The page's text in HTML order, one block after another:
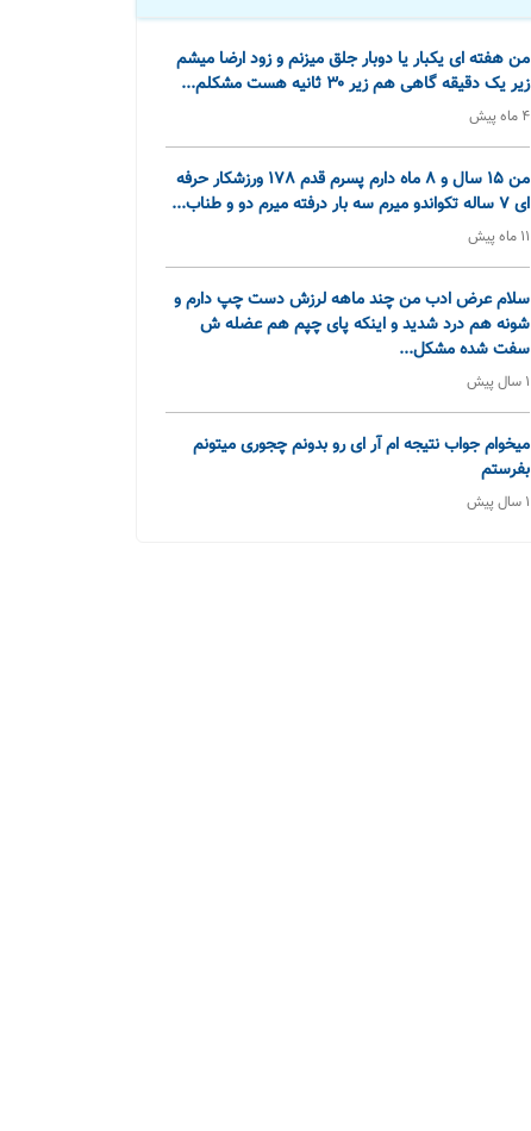
من هفته ای یکبار یا دوبار جلق میزنم و زود ارضا میشم
زیر یک دقیقه گاهی هم زیر ۳۰ ثانیه هست مشکلم...
4 ماه پیش
من 15 سال و 8 ماه دارم پسرم قدم 178 ورزشکار حرفه
ای 7 ساله تکواندو میرم سه بار درفته میرم دو و طناب...
11 ماه پیش
سلام عرض ادب من چند ماهه لرزش دست چپ دارم و
شونه هم درد شدید و اینکه پای چپم هم عضله ش
سفت شده مشکل...
1 سال پیش
میخوام جواب نتیجه ام آر ای رو بدونم چجوری میتونم
بفرستم
1 سال پیش